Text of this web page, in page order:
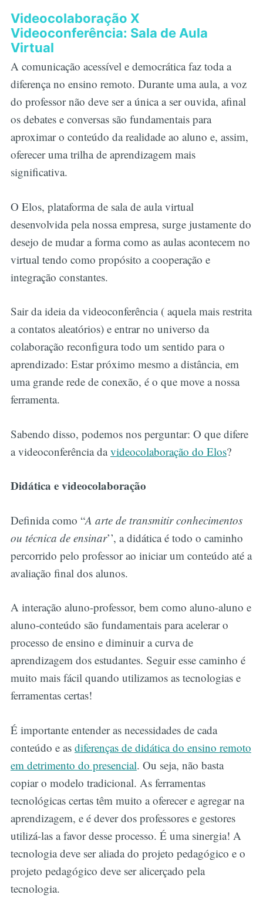
Videocolaboração X
Videoconferência: Sala de Aula
Virtual
A comunicação acessível e democrática faz toda a
diferença no ensino remoto. Durante uma aula, a voz
do professor não deve ser a única a ser ouvida, afinal
os debates e conversas são fundamentais para
aproximar o conteúdo da realidade ao aluno e, assim,
oferecer uma trilha de aprendizagem mais
significativa.
O Elos, plataforma de sala de aula virtual
desenvolvida pela nossa empresa, surge justamente do
desejo de mudar a forma como as aulas acontecem no
virtual tendo como propósito a cooperação e
integração constantes.
Sair da ideia da videoconferência ( aquela mais restrita
a contatos aleatórios) e entrar no universo da
colaboração reconfigura todo um sentido para o
aprendizado: Estar próximo mesmo a distância, em
uma grande rede de conexão, é o que move a nossa
ferramenta.
Sabendo disso, podemos nos perguntar: O que difere
a videoconferência davideocolaboração do Elos?
Didática e videocolaboração
Definida como “A arte de transmitir conhecimentos
ou técnica de ensinar’’, a didática é todo o caminho
percorrido pelo professor ao iniciar um conteúdo até a
avaliação final dos alunos.
A interação aluno-professor, bem como aluno-aluno e
aluno-conteúdo são fundamentais para acelerar o
processo de ensino e diminuir a curva de
aprendizagem dos estudantes. Seguir esse caminho é
muito mais fácil quando utilizamos as tecnologias e
ferramentas certas!
É importante entender as necessidades de cada
conteúdo e as diferenças de didática do ensino remoto
em detrimento do presencial. Ou seja, não basta
copiar o modelo tradicional. As ferramentas
tecnológicas certas têm muito a oferecer e agregar na
aprendizagem, e é dever dos professores e gestores
utilizá-las a favor desse processo. É uma sinergia! A
tecnologia deve ser aliada do projeto pedagógico e o
projeto pedagógico deve ser alicerçado pela
tecnologia.